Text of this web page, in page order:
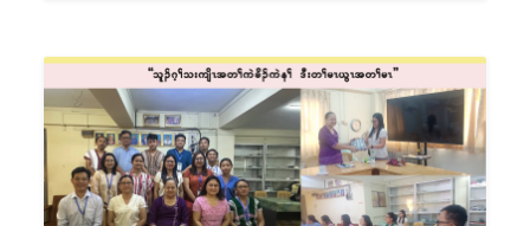
ဖှိၣ်ဒၢးန့ၣ်လီၤ. ၦၤကတိၤစံးဘျုး သရၣ်သိၣ်လိတၢ် မ့ၢ်ဝဲ
သရၣ်ဆၣ်ထူကီၢ် ဒီးတၢ်ထုကဖၣ်ဆၢဂ့ၤလၢ သရၣ်အဲၣ်
ဘျုးန့ၣ်လီၤ. ၦၤဟဲထီၣ်တၢ်မၤလိခဲလၢာ် အိၣ်ဝဲ
(၁၇)ဂၤန့ၣ်လီၤ.